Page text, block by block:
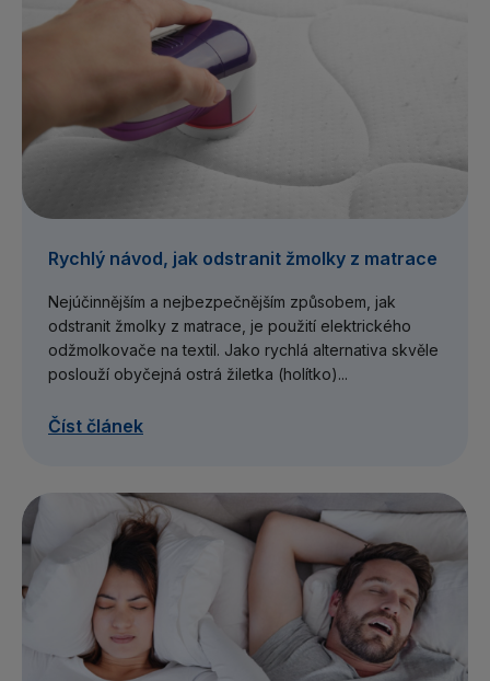
Rychlý návod, jak odstranit žmolky z matrace
Nejúčinnějším a nejbezpečnějším způsobem, jak
odstranit žmolky z matrace, je použití elektrického
odžmolkovače na textil. Jako rychlá alternativa skvěle
poslouží obyčejná ostrá žiletka (holítko)...
Číst článek